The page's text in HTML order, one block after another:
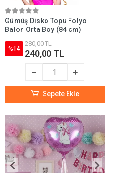
Gümüş Disko Topu Folyo
Balon Orta Boy (84 cm)
%14
280,00 TL
240,00 TL
Sepete Ekle